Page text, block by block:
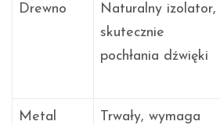
Drewno
Naturalny izolator,
skutecznie
pochłania dźwięki
Metal
Trwały, wymaga